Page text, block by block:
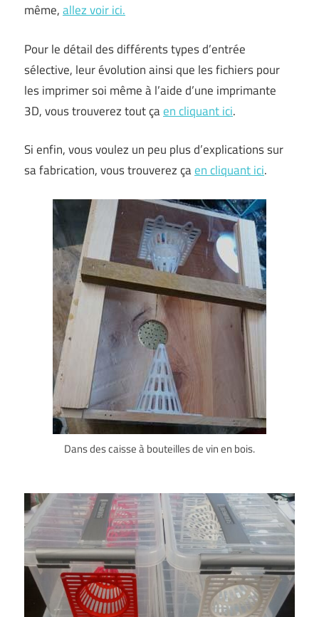
même,allez voir ici.
Pour le détail des différents types d’entrée
sélective, leur évolution ainsi que les fichiers pour
les imprimer soi même à l’aide d’une imprimante
3D, vous trouverez tout çaen cliquant ici.
Si enfin, vous voulez un peu plus d’explications sur
sa fabrication, vous trouverez çaen cliquant ici.
Dans des caisse à bouteilles de vin en bois.